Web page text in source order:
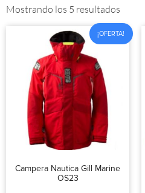
Mostrando los 5 resultados
¡OFERTA!
Campera Nautica Gill Marine
OS23